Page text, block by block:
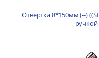
Отвёртка 8*150мм (--)